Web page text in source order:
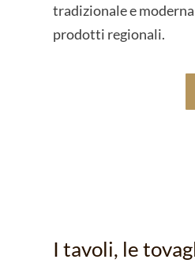
tradizionale e
prodotti regionali.
I tavoli, le